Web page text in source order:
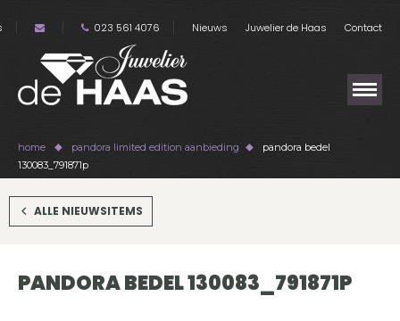
023 561 4076 Nieuws Juwelier de Haas Contact
home pandora limited edition aanbieding
pandora bedel
130083_791871p
ALLE NIEUWSITEMS
PANDORA BEDEL 130083_791871P